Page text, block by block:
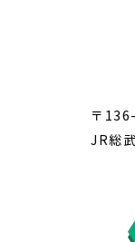
〒
JR総